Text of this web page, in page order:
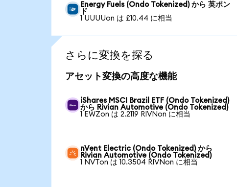
Energy Fuels (Ondo Tokenized) から 英ポン
ド
1 UUUUon は £10.44 に相当
さらに変換を探る
アセット変換の高度な機能
iShares MSCI Brazil ETF (Ondo Tokenized)
から Rivian Automotive (Ondo Tokenized)
1 EWZon は 2.2119 RIVNon に相当
nVent Electric (Ondo Tokenized) から
Rivian Automotive (Ondo Tokenized)
1 NVTon は 10.3504 RIVNon に相当